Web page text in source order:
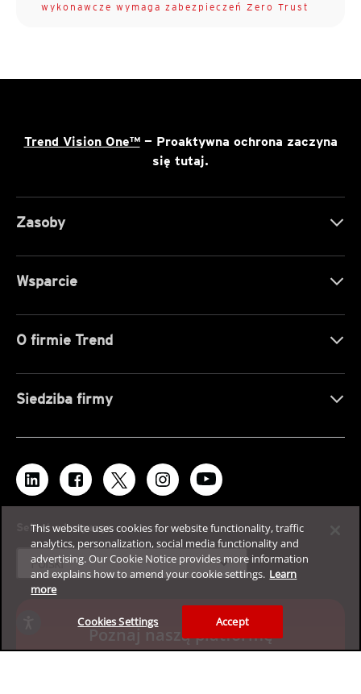
wykonawcze wymaga zabezpieczeń Zero Trust
Trend Vision One™— Proaktywna ochrona zaczyna
się tutaj.
Zasoby
Wsparcie
O firmie Trend
Siedziba firmy
Select a language
Polski expand_more
Poznaj naszą platformę
This website uses cookies for website functionality, traffic
analytics, personalization, social media functionality and
advertising. Our Cookie Notice provides more information
and explains how to amend your cookie settings. Learn
more
Cookies Settings Accept